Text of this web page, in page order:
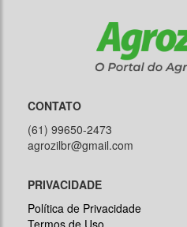
CONTATO
(61) 99650-2473
agrozilbr@gmail.com
PRIVACIDADE
Política de Privacidade